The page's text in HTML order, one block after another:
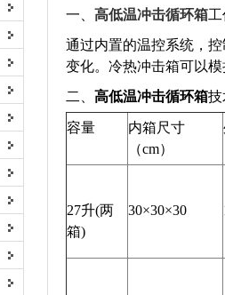
一、 高低温冲击循环箱
通过内置的温控系统，
变化。冷热冲击箱可以
二、 高低温冲击循环箱技
容量
内箱尺寸
（cm）
27升(两
箱)
30×30×30